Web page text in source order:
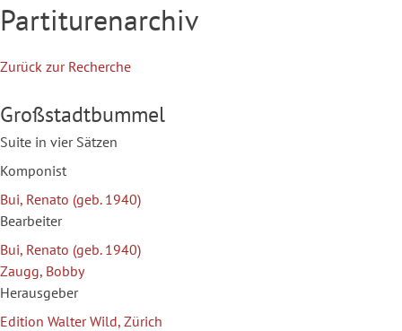
Partiturenarchiv
Zurück zur Recherche
Großstadtbummel
Suite in vier Sätzen
Komponist
Bui, Renato (geb. 1940)
Bearbeiter
Bui, Renato (geb. 1940)
Zaugg, Bobby
Herausgeber
Edition Walter Wild, Zürich